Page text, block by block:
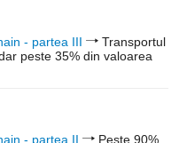
- partea III
Transportul
peste 35% din valoarea
- partea II
Peste 90%